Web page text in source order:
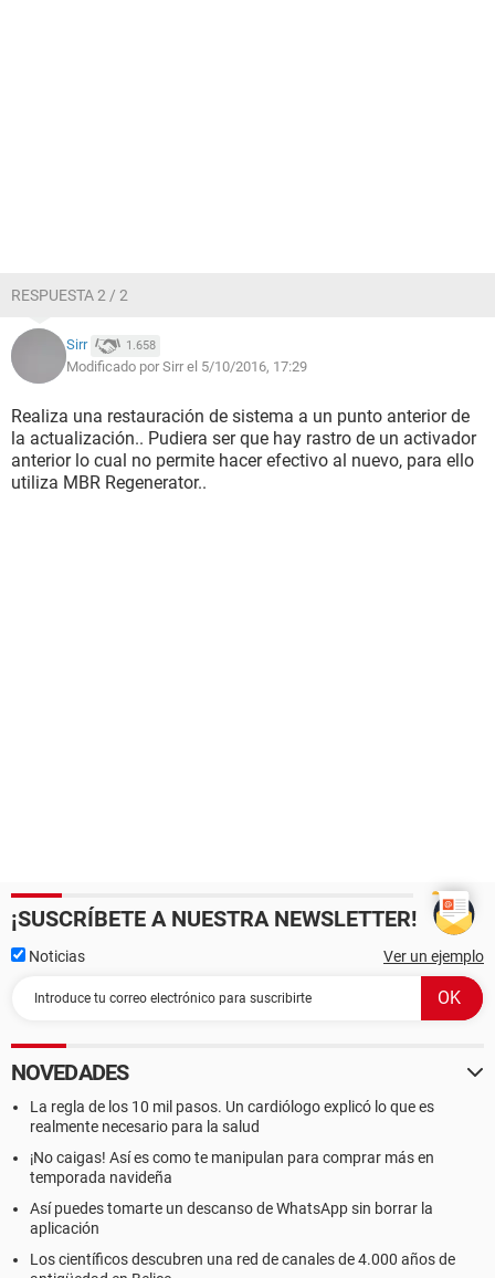
RESPUESTA 2 / 2
Sirr 1.658
Modificado por Sirr el 5/10/2016, 17:29
Realiza una restauración de sistema a un punto anterior de
la actualización.. Pudiera ser que hay rastro de un activador
anterior lo cual no permite hacer efectivo al nuevo, para ello
utiliza MBR Regenerator..
¡SUSCRÍBETE A NUESTRA NEWSLETTER!
Noticias Ver un ejemplo
NOVEDADES
La regla de los 10 mil pasos. Un cardiólogo explicó lo que es
realmente necesario para la salud
¡No caigas! Así es como te manipulan para comprar más en
temporada navideña
Así puedes tomarte un descanso de WhatsApp sin borrar la
aplicación
Los científicos descubren una red de canales de 4.000 años de